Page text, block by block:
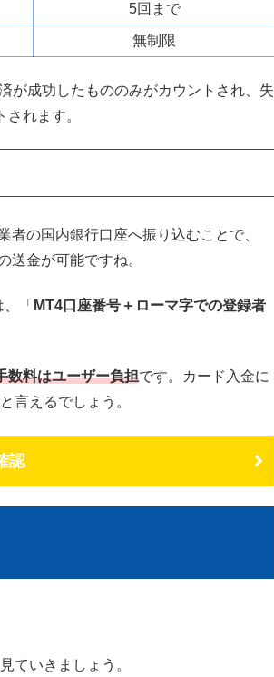
5回まで
無制限
が成功したもののみがカウントされ、失
れます。
の国内銀行口座へ振り込むことで、
送金が可能ですね。
「 MT4口座番号＋ローマ字での登録者
数料はユーザー負担です。カード入金に
言えるでしょう。
認
ていきましょう。